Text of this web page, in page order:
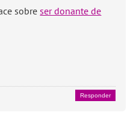
sobre ser donante de
Responder